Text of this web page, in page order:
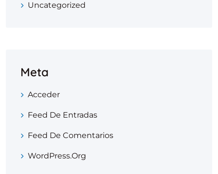
Uncategorized
Meta
Acceder
Feed De Entradas
Feed De Comentarios
WordPress.org